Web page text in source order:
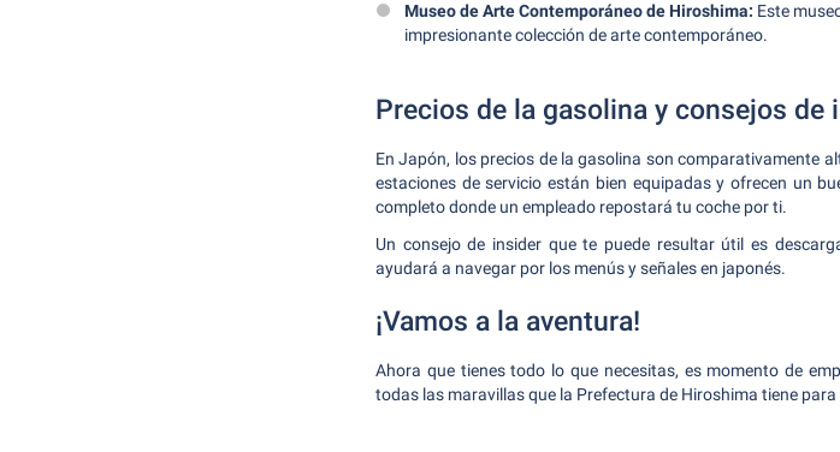
Museo de Arte Contemporáneo de Hiroshima: Este
impresionante colección de arte contemporáneo.
Precios de la gasolina y consejos de
En Japón, los precios de la gasolina son comparativamente
estaciones de servicio están bien equipadas y ofrecen un
completo donde un empleado repostará tu coche por ti.
Un consejo de insider que te puede resultar útil es
ayudará a navegar por los menús y señales en japonés.
¡Vamos a la aventura!
Ahora que tienes todo lo que necesitas, es momento de
todas las maravillas que la Prefectura de Hiroshima tiene para